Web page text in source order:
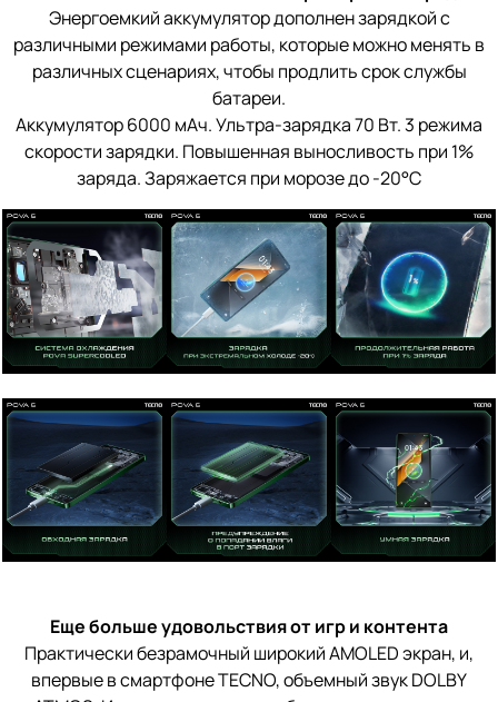
Энергоемкий аккумулятор дополнен зарядкой с
различными режимами работы, которые можно менять в
различных сценариях, чтобы продлить срок службы
батареи.
Аккумулятор 6000 мАч. Ультра-зарядка 70 Вт. 3 режима
скорости зарядки. Повышенная выносливость при 1%
заряда. Заряжается при морозе до -20°C
Еще больше удовольствия от игр и контента
Практически безрамочный широкий AMOLED экран, и,
впервые в смартфоне TECNO, объемный звук DOLBY